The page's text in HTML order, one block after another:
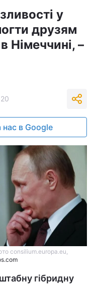
у
друзям
Німеччині, –
нас в Google
consilium.europa.eu,
гібридну